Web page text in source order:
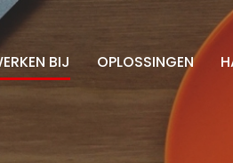
BIJ OPLOSSINGEN